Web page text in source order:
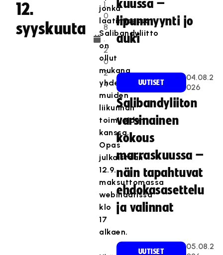
12.
syyskuuta
1.
0
8
.
2
0
2
4
jonka
laatimisessa
Salibandyliitto
on
ollut
mukana
yhdessä
muiden
liikunnan
toimijoiden
kanssa.
Opas
julkaistaan
12.9.
maksuttomassa
webinaarissa
klo
17
alkaen.
kuussa –
lipunmyynti jo
auki
UUTISET
04.08.2
026
Salibandyliiton
varsinainen
kokous
marraskuussa –
näin tapahtuvat
ehdokasasettelu
ja valinnat
UUTISET
05.08.2